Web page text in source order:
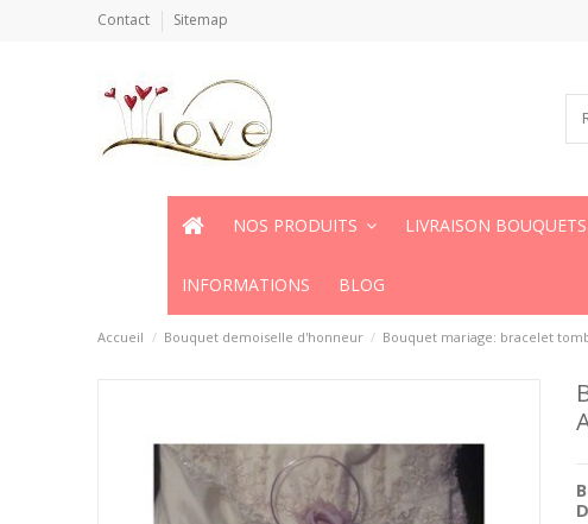
Contact Sitemap
NOS PRODUITS LIVRAISON
INFORMATIONS BLOG
Accueil Bouquet demoiselle d'honneur Bouquet mariage: bracelet